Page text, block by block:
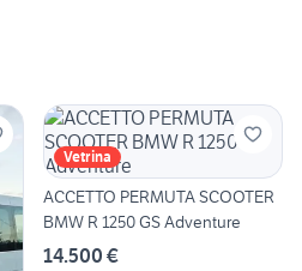
Vetrina
ACCETTO PERMUTA SCOOTER
BMW R 1250 GS Adventure
14.500 €